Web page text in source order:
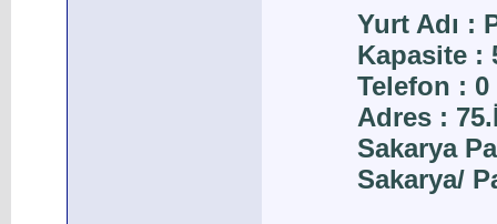
Yurt Adı :
Kapasite :
Telefon : 0
Adres :
Sakarya
Sakarya/